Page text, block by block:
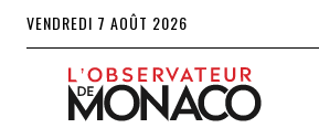
VENDREDI 7 AOÛT 2026